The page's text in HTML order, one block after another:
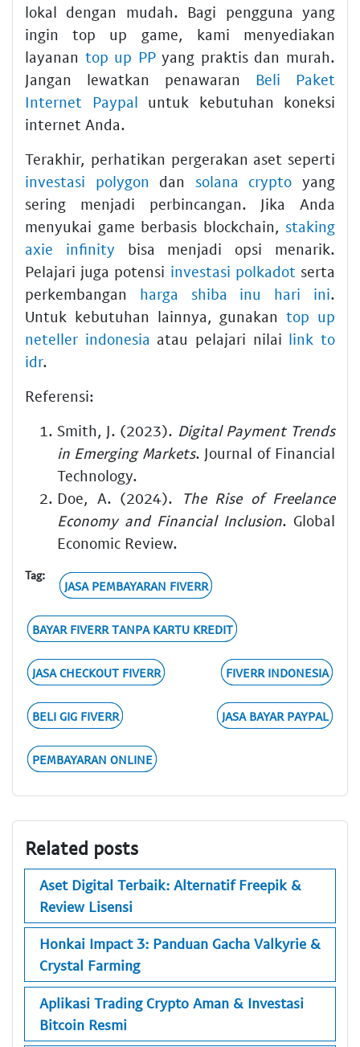
lokal dengan mudah. Bagi pengguna yang
ingin top up game, kami menyediakan
layanan top up PPyang praktis dan murah.
Jangan lewatkan penawaran Beli Paket
Internet Paypal untuk kebutuhan koneksi
internet Anda.
Terakhir, perhatikan pergerakan aset seperti
investasi polygon dan solana crypto yang
sering menjadi perbincangan. Jika Anda
menyukai game berbasis blockchain, staking
axie infinity bisa menjadi opsi menarik.
Pelajari juga potensi investasi polkadot serta
perkembangan harga shiba inu hari ini.
Untuk kebutuhan lainnya, gunakantop up
neteller indonesia atau pelajari nilai link to
idr.
Referensi:
Smith, J. (2023). Digital Payment Trends
in Emerging Markets. Journal of Financial
Technology.
Doe, A. (2024).
The Rise of Freelance
Economy and Financial Inclusion. Global
Economic Review.
Tag:
JASA PEMBAYARAN FIVERR
BAYAR FIVERR TANPA KARTU KREDIT
JASA CHECKOUT FIVERR FIVERR INDONESIA
BELI GIG FIVERR JASA BAYAR PAYPAL
PEMBAYARAN ONLINE
Related posts
Aset Digital Terbaik: Alternatif Freepik &
Review Lisensi
Honkai Impact 3: Panduan Gacha Valkyrie &
Crystal Farming
Aplikasi Trading Crypto Aman & Investasi
Bitcoin Resmi